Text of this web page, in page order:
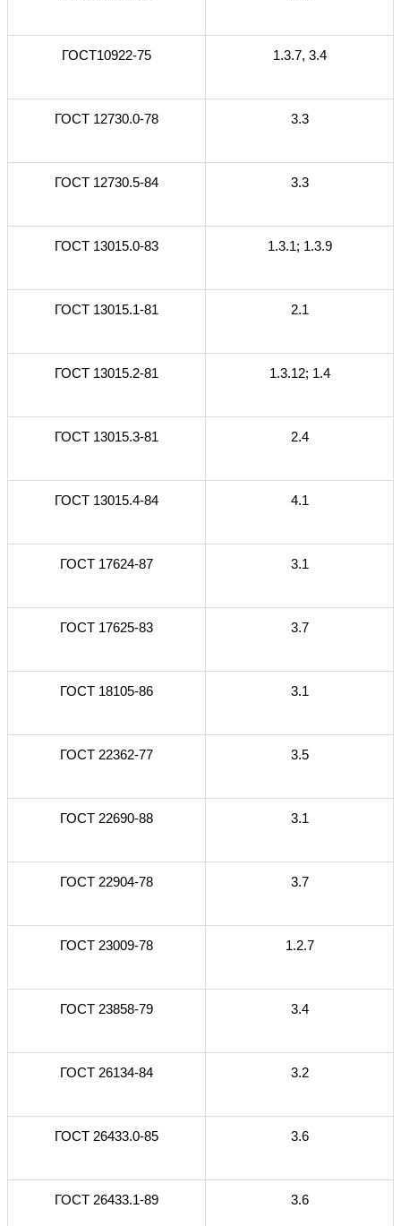
ГОСТ10922-75 1.3.7, 3.4
ГОСТ 12730.0-78 3.3
ГОСТ 12730.5-84 3.3
ГОСТ 13015.0-83 1.3.1; 1.3.9
ГОСТ 13015.1-81 2.1
ГОСТ 13015.2-81 1.3.12; 1.4
ГОСТ 13015.3-81 2.4
ГОСТ 13015.4-84 4.1
ГОСТ 17624-87 3.1
ГОСТ 17625-83 3.7
ГОСТ 18105-86 3.1
ГОСТ 22362-77 3.5
ГОСТ 22690-88 3.1
ГОСТ 22904-78 3.7
ГОСТ 23009-78 1.2.7
ГОСТ 23858-79 3.4
ГОСТ 26134-84 3.2
ГОСТ 26433.0-85 3.6
ГОСТ 26433.1-89 3.6